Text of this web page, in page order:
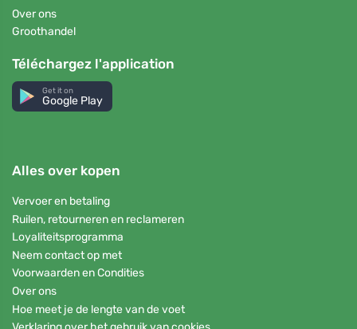
Over ons
Groothandel
Téléchargez l'application
Get it on
Google Play
Alles over kopen
Vervoer en betaling
Ruilen, retourneren en reclameren
Loyaliteitsprogramma
Neem contact op met
Voorwaarden en Condities
Over ons
Hoe meet je de lengte van de voet